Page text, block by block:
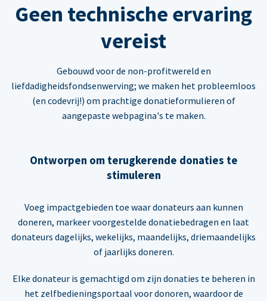
Geen technische ervaring
vereist
Gebouwd voor de non-profitwereld en
liefdadigheidsfondsenwerving; we maken het probleemloos
(en codevrij!) om prachtige donatieformulieren of
aangepaste webpagina's te maken.
Ontworpen om terugkerende donaties te
stimuleren
Voeg impactgebieden toe waar donateurs aan kunnen
doneren, markeer voorgestelde donatiebedragen en laat
donateurs dagelijks, wekelijks, maandelijks, driemaandelijks
of jaarlijks doneren.
Elke donateur is gemachtigd om zijn donaties te beheren in
het zelfbedieningsportaal voor donoren, waardoor de